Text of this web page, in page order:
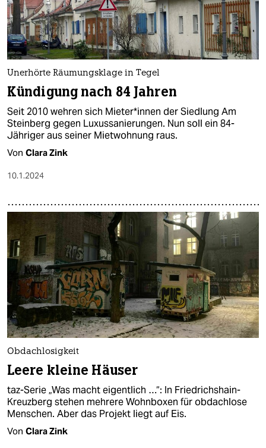
Unerhörte Räumungsklage in Tegel
Kündigung nach 84 Jahren
Seit 2010 wehren sich Mie­te­r*in­nen der Siedlung Am
Steinberg gegen Luxussanierungen. Nun soll ein 84-
Jähriger aus seiner Mietwohnung raus.
Von Clara Zink
10.1.2024
Obdachlosigkeit
Leere kleine Häuser
taz-Serie „Was macht eigentlich …“: In Friedrichshain-
Kreuzberg stehen mehrere Wohnboxen für obdachlose
Menschen. Aber das Projekt liegt auf Eis.
Von Clara Zink